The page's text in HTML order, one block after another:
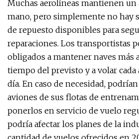
Muchas aerolíneas mantienen un
mano, pero simplemente no hay
de repuesto disponibles para
reparaciones. Los transportistas
obligados a mantener naves más
tiempo del previsto y a volar cada
día. En caso de necesidad,
aviones de sus flotas de
ponerlos en servicio de vuelo
podría afectar los planes de la